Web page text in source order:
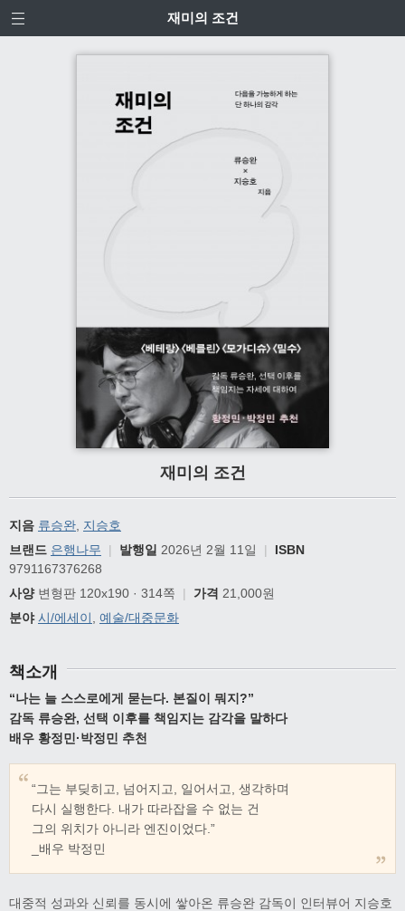
재미의 조건
재미의 조건
지음 류승완 지승호
브랜드 은행나무 | 발행일 2026년 2월 11일 |
ISBN
9791167376268
사양변형판 120x190 · 314쪽 | 가격 21,000원
분야 시/에세이 예술/대중문화
책소개
“나는 늘 스스로에게 묻는다. 본질이 뭐지 ?”
감독 류승완, 선택 이후를 책임지는 감각을 말하다
배우 황정민 ·박정민 추천
“그는 부딪히고, 넘어지고, 일어서고, 생각하며
다시 실행한다. 내가 따라잡을 수 없는 건
그의 위치가 아니라 엔진이었다.”
_배우 박정민
대중적 성과와 신뢰를 동시에 쌓아온 류승완 감독이 인터뷰어 지승호